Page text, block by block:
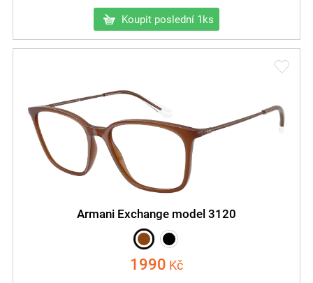
Koupit poslední 1ks
Armani Exchange model 3120
1990 Kč